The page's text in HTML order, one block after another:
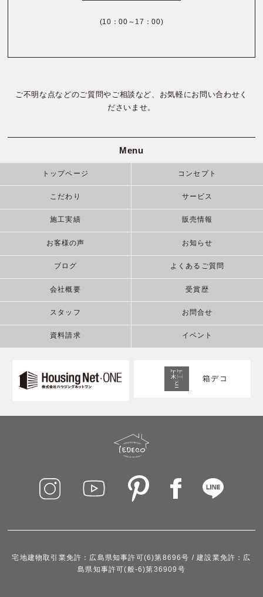
(10：00～17：00)
ご不明な点などのご質問やご相談など、お気軽にお問い合わせく
ださいませ。
Menu
トップページ コンセプト
こだわり サービス
施工実績 販売情報
お客様の声 お知らせ
ブログ よくあるご質問
会社概要 受賞歴
スタッフ お問合せ
資料請求 イベント
箱デコ
宅地建物取引業免許：広島県知事許可(6)第8696号 / 建設業免許：広
島県知事許可(般-6)第36909号